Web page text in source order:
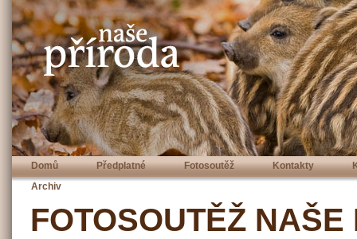
Domů Předplatné Fotosoutěž Kontakty
Archiv
FOTOSOUTĚŽ NAŠE